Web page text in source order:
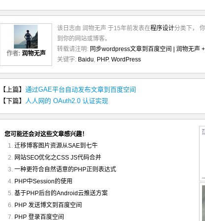
作者: 润物无声
该日志由 润物无声 于15年前发表在程序设计分类下，
到你的网站或博客。
转载请注明: 同步wordpress文章到百度空间 | 润物无声
关键字: Baidu, PHP, WordPress
【上篇】 通过GAE平台自动发布文章到百度空间
【下篇】 人人网的 OAuth2.0 认证实现
您可能还会对这些文章感兴趣！
迁移博客图片资源从SAE到七牛
网站SEO优化之CSS JS代码合并
一种更符合自然语意的PHP正则表达式
PHP中Session的使用
基于PHP后台的Android云推送方案
PHP 发送博文到百度空间
PHP 登录百度空间